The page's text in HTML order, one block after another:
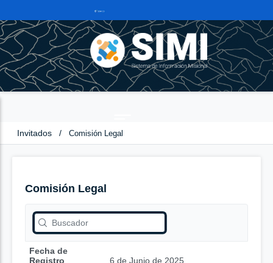
Invitados / Comisión Legal
Comisión Legal
Fecha de
Registro
6 de Junio de 2025